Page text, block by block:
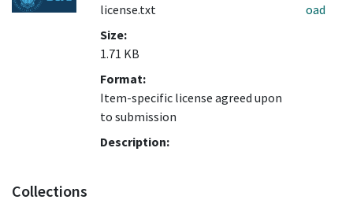
license.txt
Size:
1.71 KB
Format:
Item-specific license agreed upon
to submission
Description:
oad
Collections